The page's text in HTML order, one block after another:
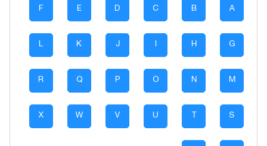
A
B
C
D
E
F
G
H
I
J
K
L
M
N
O
P
Q
R
S
T
U
V
W
X